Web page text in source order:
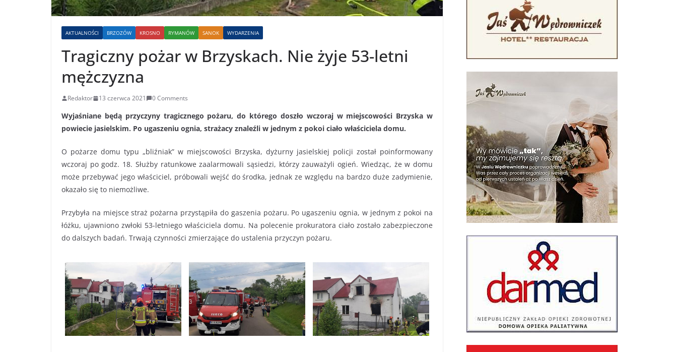
AKTUALNOŚCI BRZOZÓW KROSNO RYMANÓW SANOK WYDARZENIA
Tragiczny pożar w Brzyskach. Nie żyje 53-letni
mężczyzna
Redaktor 13 czerwca 2021 0 Comments
Wyjaśniane będą przyczyny tragicznego pożaru, do którego doszło wczoraj w miejscowości Brzyska w
powiecie jasielskim. Po ugaszeniu ognia, strażacy znaleźli w jednym z pokoi ciało właściciela domu.
O pożarze domu typu „bliźniak” w miejscowości Brzyska, dyżurny jasielskiej policji został poinformowany
wczoraj po godz. 18. Służby ratunkowe zaalarmowali sąsiedzi, którzy zauważyli ogień. Wiedząc, że w domu
może przebywać jego właściciel, próbowali wejść do środka, jednak ze względu na bardzo duże zadymienie,
okazało się to niemożliwe.
Przybyła na miejsce straż pożarna przystąpiła do gaszenia pożaru. Po ugaszeniu ognia, w jednym z pokoi na
łóżku, ujawniono zwłoki 53-letniego właściciela domu. Na polecenie prokuratora ciało zostało zabezpieczone
do dalszych badań. Trwają czynności zmierzające do ustalenia przyczyn pożaru.